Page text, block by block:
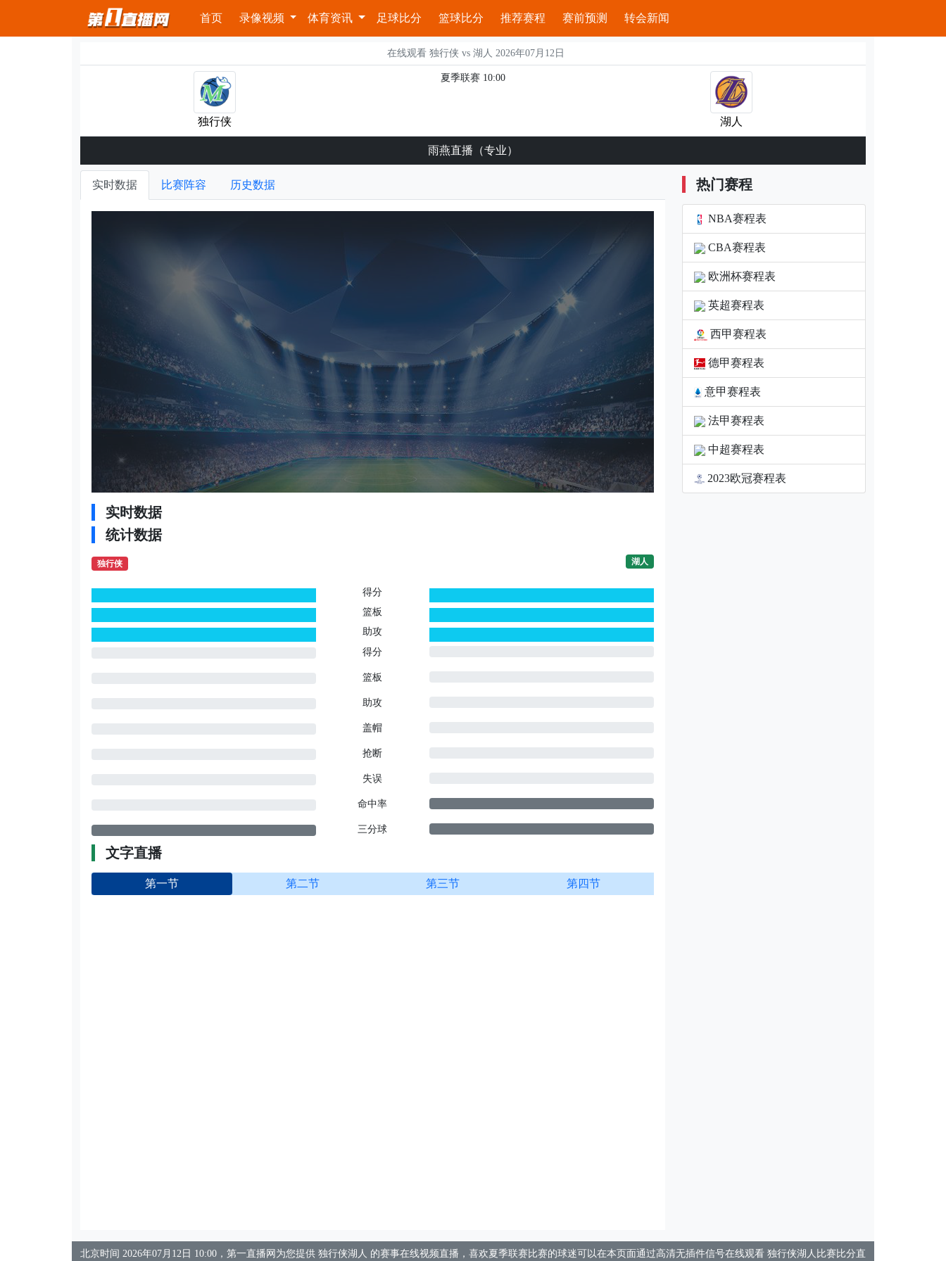
首页 录像视频 体育资讯 足球比分 篮球比分 推荐赛程 赛前预测 转会新闻
在线观看 独行侠 vs 湖人 2026年07月12日
独行侠
夏季联赛 10:00
湖人
雨燕直播（专业）
实时数据 比赛阵容 历史数据
实时数据
统计数据
独行侠 湖人
得分
篮板
助攻
得分
篮板
助攻
盖帽
抢断
失误
命中率
三分球
文字直播
第一节 第二节 第三节 第四节
热门赛程
NBA赛程表
CBA赛程表
欧洲杯赛程表
英超赛程表
西甲赛程表
德甲赛程表
意甲赛程表
法甲赛程表
中超赛程表
2023欧冠赛程表
北京时间 2026年07月12日 10:00，第一直播网为您提供 独行侠湖人 的赛事在线视频直播，喜欢夏季联赛比赛的球迷可以在本页面通过高清无插件信号在线观看 独行侠湖人比赛比分直